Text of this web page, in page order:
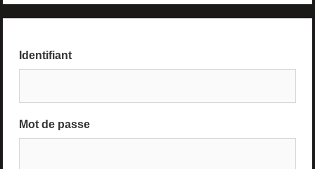
Identifiant
Mot de passe